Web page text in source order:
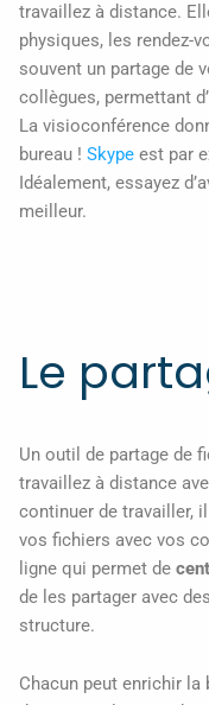
travaillez à distance.
physiques, les rendez-
souvent un partage de
collègues, permettant
La visioconférence
bureau ! Skype est par
Idéalement, essayez
meilleur.
Le
Un outil de partage de
travaillez à distance
continuer de travailler,
vos fichiers avec vos
ligne qui permet de
de les partager avec
structure.
Chacun peut enrichir